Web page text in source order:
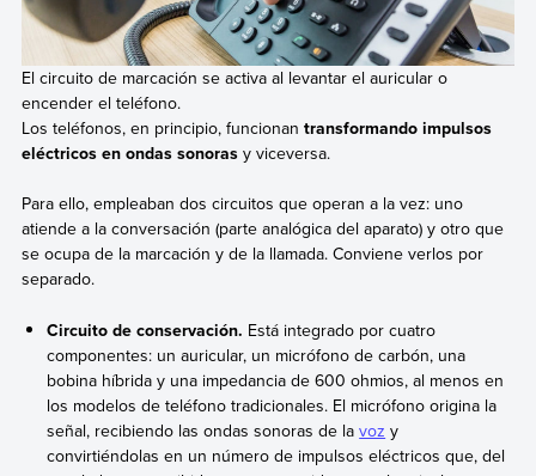
El circuito de marcación se activa al levantar el auricular o
encender el teléfono.
Los teléfonos, en principio, funcionan transformando impulsos
eléctricos en ondas sonorasy viceversa.
Para ello, empleaban dos circuitos que operan a la vez: uno
atiende a la conversación (parte analógica del aparato) y otro que
se ocupa de la marcación y de la llamada. Conviene verlos por
separado.
Circuito de conservación. Está integrado por cuatro
componentes: un auricular, un micrófono de carbón, una
bobina híbrida y una impedancia de 600 ohmios, al menos en
los modelos de teléfono tradicionales. El micrófono origina la
señal, recibiendo las ondas sonoras de lavoz y
convirtiéndolas en un número de impulsos eléctricos que, del